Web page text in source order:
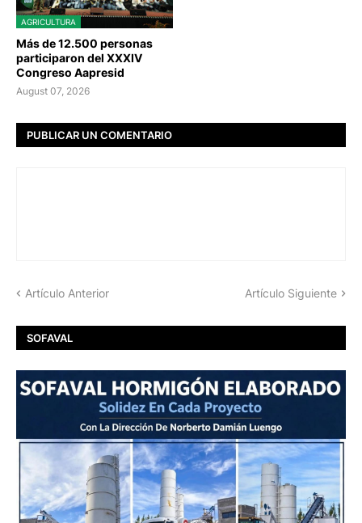
AGRICULTURA
Más de 12.500 personas
participaron del XXXIV
Congreso Aapresid
August 07, 2026
PUBLICAR UN COMENTARIO
Artículo Anterior Artículo Siguiente
SOFAVAL